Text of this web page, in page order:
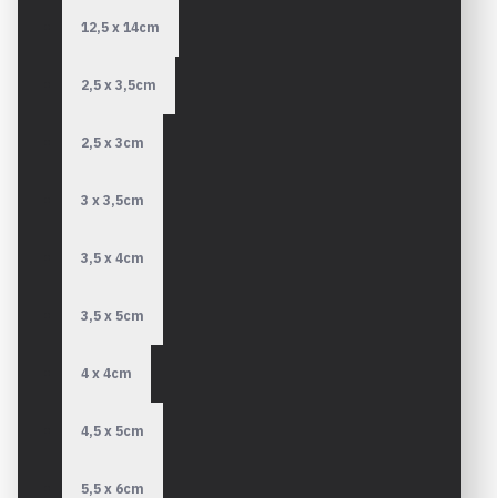
12,5 x 14cm
2,5 x 3,5cm
2,5 x 3cm
3 x 3,5cm
3,5 x 4cm
3,5 x 5cm
4 x 4cm
4,5 x 5cm
5,5 x 6cm